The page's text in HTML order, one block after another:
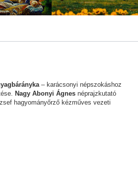
– karácsonyi népszokáshoz
Nagy Abonyi Ágnes néprajzkutató
hagyományőrző kézműves vezeti